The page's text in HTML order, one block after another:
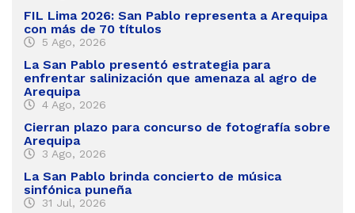
FIL Lima 2026: San Pablo representa a Arequipa
con más de 70 títulos
5 Ago, 2026
La San Pablo presentó estrategia para
enfrentar salinización que amenaza al agro de
Arequipa
4 Ago, 2026
Cierran plazo para concurso de fotografía sobre
Arequipa
3 Ago, 2026
La San Pablo brinda concierto de música
sinfónica puneña
31 Jul, 2026